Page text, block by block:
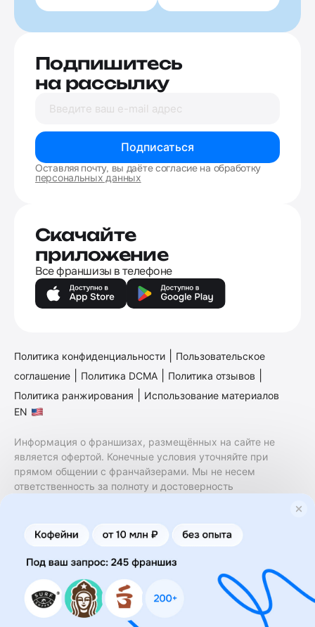
Подпишитесь
на рассылку
Подписаться
Оставляя почту, вы даёте согласие на обработку
персональных данных
Скачайте
приложение
Все франшизы в телефоне
Политика конфиденциальности
Пользовательское
соглашение
Политика DCMA Политика отзывов
Политика ранжирования
Использование материалов
EN
Информация о франшизах, размещённых на сайте не
является офертой. Конечные условия уточняйте при
прямом общении с франчайзерами. Мы не несем
ответственность за полноту и достоверность
финансовые услуги. Заключение договоров
коммерческой концессии (франчайзинга) осуществляется
правообладателями/их представителями. Бизнесменс.ру
не является посредником или представителем
правообладателя и не несет ответственность за условия
предоставления франшизы и действия лиц,
осуществленные на основании информации, имеющейся